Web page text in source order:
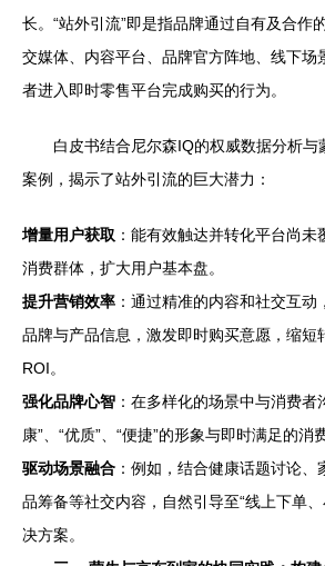
长。“站外引流”即是指品牌通过自有及合作
交媒体、内容平台、品牌官方阵地、线下场
者进入即时零售平台完成购买的行为。
白皮书结合尼尔森IQ的权威数据分析与
案例，揭示了站外引流的巨大潜力：
增量用户获取 ：能有效触达并转化平台尚
消费群体，扩大用户基本盘。
提升营销效率 ：通过精准的内容和社交互动
品牌与产品信息，激发即时购买意愿，缩短
ROI。
强化品牌心智 ：在多样化的场景中与消费者
康”、“优质”、“便捷”的形象与即时满足的消
驱动场景融合 ：例如，结合健康话题讨论
品筹备等社交内容，自然引导至“线上下单
决方案。